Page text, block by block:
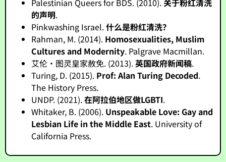
Palestinian Queers for BDS. (2010).关于粉红清洗
的声明.
Pinkwashing Israel.什么是粉红清洗？
Rahman, M. (2014). Homosexualities, Muslim
Cultures and Modernity. Palgrave Macmillan.
艾伦·图灵皇家赦免. (2013).英国政府新闻稿.
Turing, D. (2015). Prof: Alan Turing Decoded.
The History Press.
UNDP. (2021).在阿拉伯地区做LGBTI.
Whitaker, B. (2006). Unspeakable Love: Gay and
Lesbian Life in the Middle East. University of
California Press.